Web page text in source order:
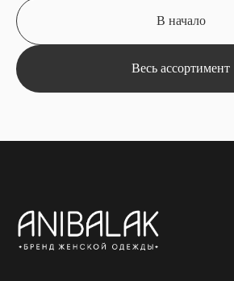
В начало
Весь ассортимент